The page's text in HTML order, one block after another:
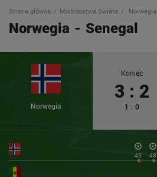
Strona główna Mistrzostwa Świata Norwegia
Norwegia - Senegal
Norwegia
Koniec
3 : 2
1 : 0
43' 48'